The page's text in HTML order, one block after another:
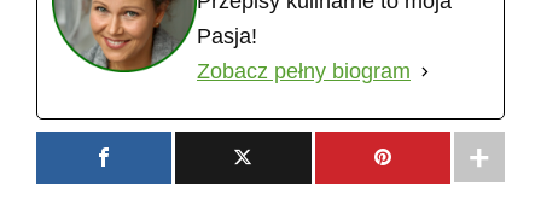
Pasja!
Zobacz pełny biogram